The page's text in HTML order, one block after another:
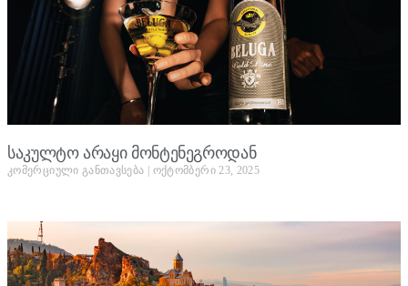
საკულტო არაყი მონტენეგროდან
კომერციული განთავსება ოქტომბერი 23, 2025